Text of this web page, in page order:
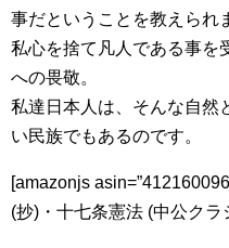
事だということを教えられ
私心を捨て凡人である事を
への畏敬。
私達日本人は、そんな自然
い民族でもあるのです。
[amazonjs
(抄)・十七条憲法 (中公クラ